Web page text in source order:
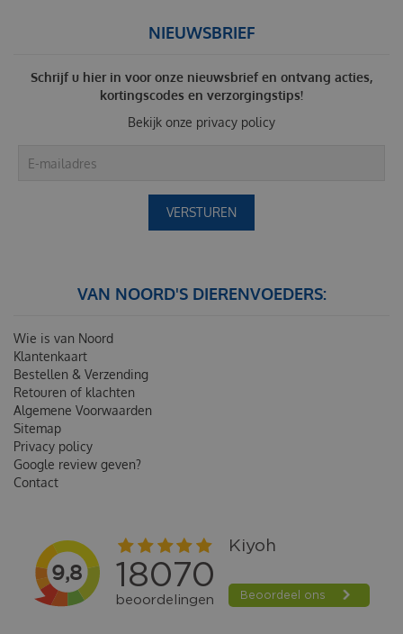
NIEUWSBRIEF
Schrijf u hier in voor onze nieuwsbrief en ontvang acties,
kortingscodes en verzorgingstips!
Bekijk onze privacy policy
VAN NOORD'S DIERENVOEDERS:
Wie is van Noord
Klantenkaart
Bestellen & Verzending
Retouren of klachten
Algemene Voorwaarden
Sitemap
Privacy policy
Google review geven?
Contact